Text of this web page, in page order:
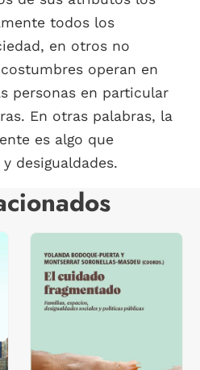
todos los
en otros no
operan en
personas en particular
En otras palabras, la
es algo que
desigualdades.